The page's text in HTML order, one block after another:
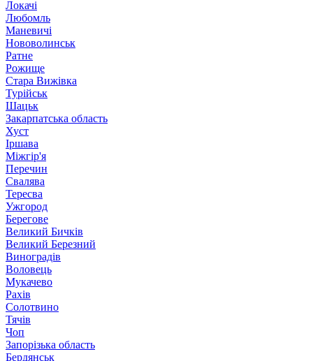
Локачі
Любомль
Маневичі
Нововолинськ
Ратне
Рожище
Стара Вижівка
Турійськ
Шацьк
Закарпатська область
Хуст
Іршава
Міжгір'я
Перечин
Свалява
Тересва
Ужгород
Берегове
Великий Бичків
Великий Березний
Виноградів
Воловець
Мукачево
Рахів
Солотвино
Тячів
Чоп
Запорізька область
Бердянськ